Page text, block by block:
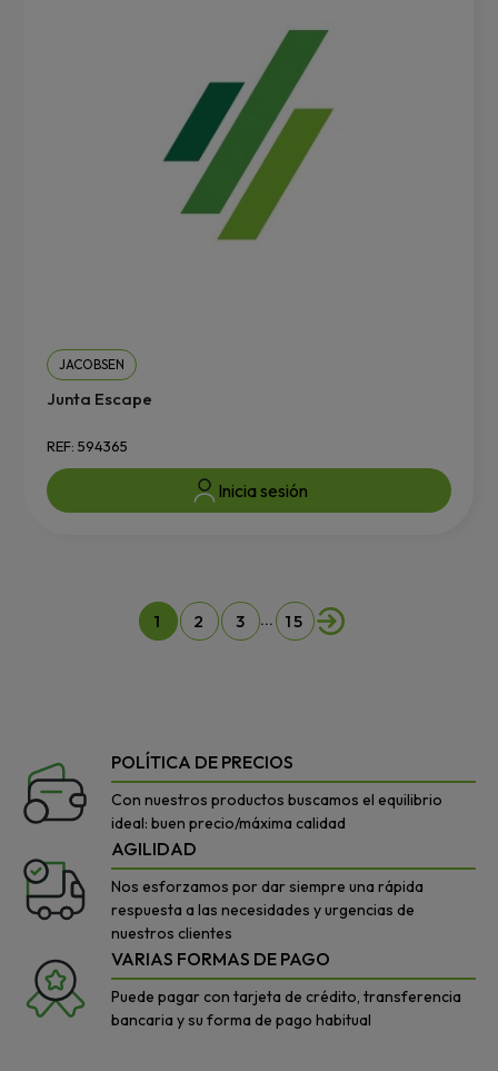
JACOBSEN
Junta Escape
REF: 594365
Inicia sesión
1 2 3 … 15
POLÍTICA DE PRECIOS
Con nuestros productos buscamos el equilibrio
ideal: buen precio/máxima calidad
AGILIDAD
Nos esforzamos por dar siempre una rápida
respuesta a las necesidades y urgencias de
nuestros clientes
VARIAS FORMAS DE PAGO
Puede pagar con tarjeta de crédito, transferencia
bancaria y su forma de pago habitual